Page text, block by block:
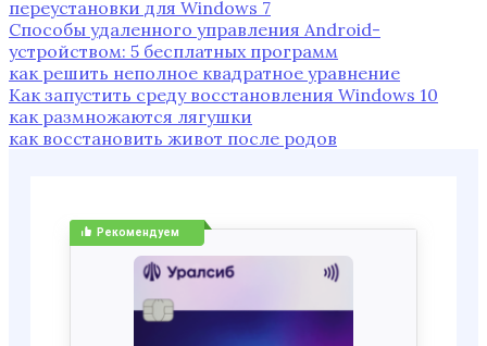
переустановки для Windows 7
Способы удаленного управления Android-
устройством: 5 бесплатных программ
как решить неполное квадратное уравнение
Как запустить среду восстановления Windows 10
как размножаются лягушки
как восстановить живот после родов